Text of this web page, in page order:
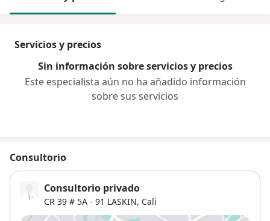
Servicios y precios
Sin información sobre servicios y precios
Este especialista aún no ha añadido información
sobre sus servicios
Consultorio
Consultorio privado
CR 39 # 5A ‐ 91 LASKIN, Cali